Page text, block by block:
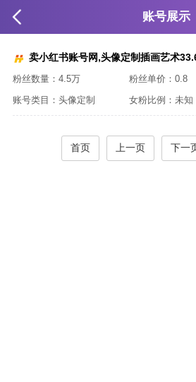
账号展示
卖小红书账号网,头像定制插画艺术
粉丝数量： 4.5万 粉丝单价： 0.8
账号类目： 头像定制 女粉比例： 未知
首页 上一页 下一